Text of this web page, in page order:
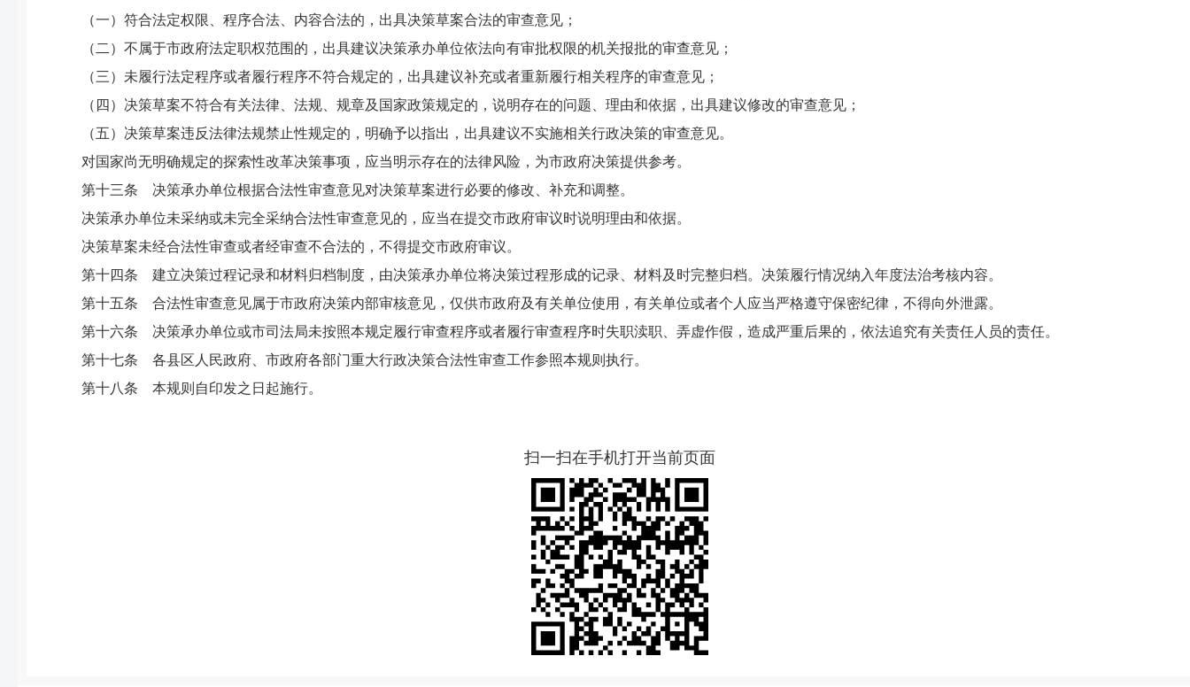
（一）符合法定权限、程序合法、内容合法的，出具决策草案合法的审查意见；
（二）不属于市政府法定职权范围的，出具建议决策承办单位依法向有审批权限的机关报批的审查意见；
（三）未履行法定程序或者履行程序不符合规定的，出具建议补充或者重新履行相关程序的审查意见；
（四）决策草案不符合有关法律、法规、规章及国家政策规定的，说明存在的问题、理由和依据，出具建议修改的审查意见；
（五）决策草案违反法律法规禁止性规定的，明确予以指出，出具建议不实施相关行政决策的审查意见。
对国家尚无明确规定的探索性改革决策事项，应当明示存在的法律风险，为市政府决策提供参考。
第十三条 决策承办单位根据合法性审查意见对决策草案进行必要的修改、补充和调整。
决策承办单位未采纳或未完全采纳合法性审查意见的，应当在提交市政府审议时说明理由和依据。
决策草案未经合法性审查或者经审查不合法的，不得提交市政府审议。
第十四条 建立决策过程记录和材料归档制度，由决策承办单位将决策过程形成的记录、材料及时完整归档。决策履行情况纳入年度法治考核内容。
第十五条 合法性审查意见属于市政府决策内部审核意见，仅供市政府及有关单位使用，有关单位或者个人应当严格遵守保密纪律，不得向外泄露。
第十六条 决策承办单位或市司法局未按照本规定履行审查程序或者履行审查程序时失职渎职、弄虚作假，造成严重后果的，依法追究有关责任人员的责任。
第十七条 各县区人民政府、市政府各部门重大行政决策合法性审查工作参照本规则执行。
第十八条 本规则自印发之日起施行。
扫一扫在手机打开当前页面